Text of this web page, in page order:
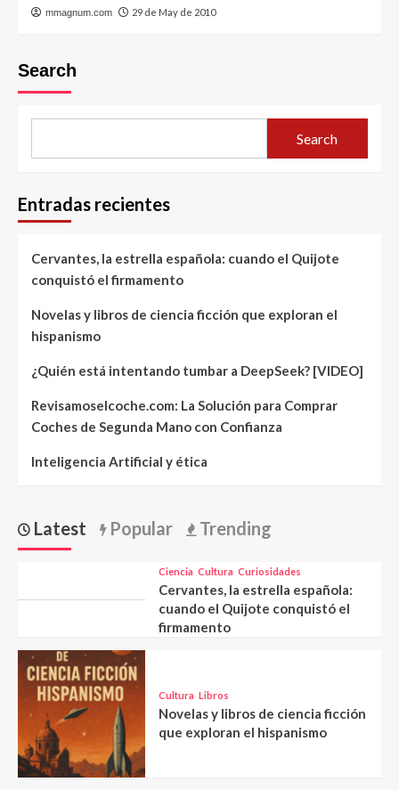
mmagnum.com 29 de May de 2010
Search
Search
Entradas recientes
Cervantes, la estrella española: cuando el Quijote
conquistó el firmamento
Novelas y libros de ciencia ficción que exploran el
hispanismo
¿Quién está intentando tumbar a DeepSeek? [VIDEO]
Revisamoselcoche.com: La Solución para Comprar
Coches de Segunda Mano con Confianza
Inteligencia Artificial y ética
Latest Popular Trending
Ciencia Cultura Curiosidades
Cervantes, la estrella española:
cuando el Quijote conquistó el
firmamento
Cultura Libros
Novelas y libros de ciencia ficción
que exploran el hispanismo